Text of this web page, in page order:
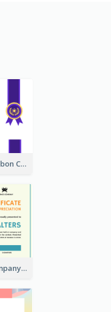
Clean And Simple Ribbon Certificate Design Ideas
Blue And Orange Company Triangles With Badge Certificate